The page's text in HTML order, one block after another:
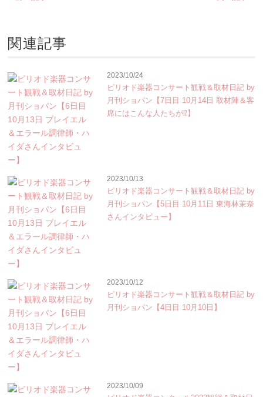
関連記事
2023/10/24
ピリオド楽器コンサート観戦＆取材日記 by
月刊ショパン【7日目 10月14日 取材陣＆客
席にはこんな人たちが⁉】
2023/10/13
ピリオド楽器コンサート観戦＆取材日記 by
月刊ショパン【5日目 10月11日 東海林茉奈
さんインタビュー】
2023/10/12
ピリオド楽器コンサート観戦＆取材日記 by
月刊ショパン【4日目 10月10日】
2023/10/09